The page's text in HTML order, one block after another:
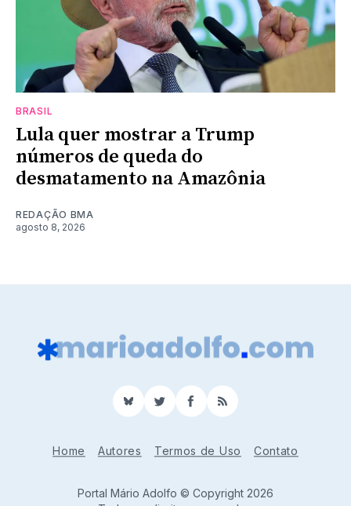
BRASIL
Lula quer mostrar a Trump
números de queda do
desmatamento na Amazônia
REDAÇÃO BMA
agosto 8, 2026
BlueSkyTwitterFacebook
RSS
Home Autores Termos de Uso Contato
Portal Mário Adolfo © Copyright 2026